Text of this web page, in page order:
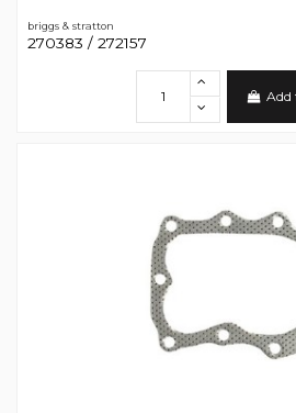
briggs & stratton
270383 / 272157
Add